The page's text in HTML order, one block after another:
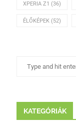
XPERIA Z1 (36)
ÉLŐKÉPEK (52)
KATEGÓRIÁK